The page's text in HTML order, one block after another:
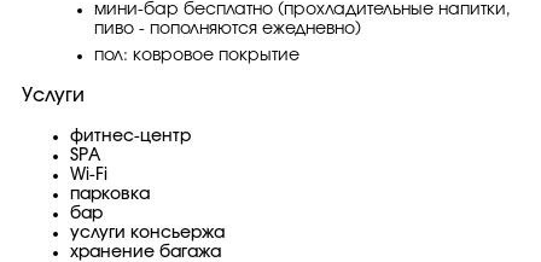
мини-бар бесплатно (прохладительные напитки,
пиво - пополняются ежедневно)
пол: ковровое покрытие
Услуги
фитнес-центр
SPA
Wi-Fi
парковка
бар
услуги консьержа
хранение багажа